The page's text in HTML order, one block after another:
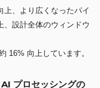
上、より広くなったパイ
、設計全体のウィンドウ
16% 向上しています。
プロセッシングの